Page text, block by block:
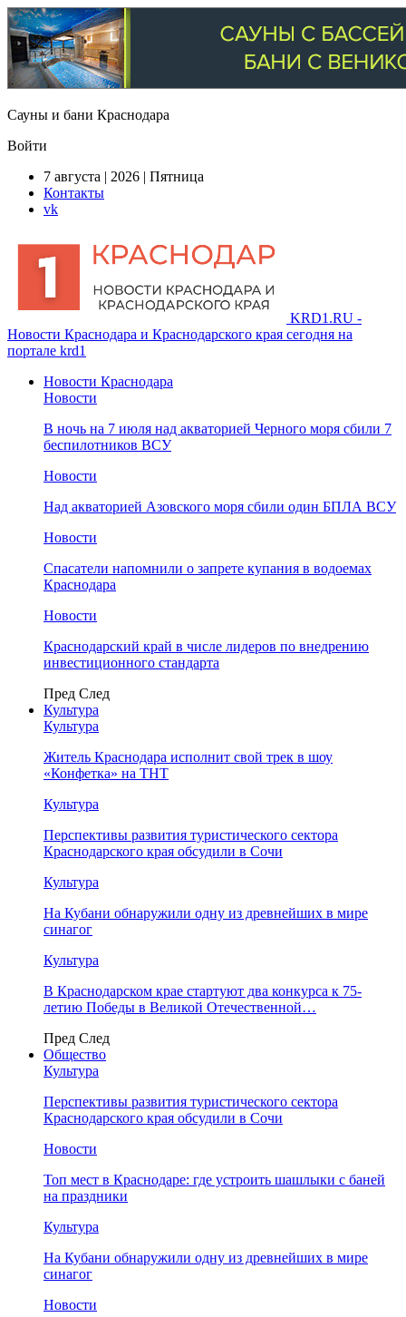
Сауны и бани Краснодара
Войти
7 августа | 2026 | Пятница
Контакты
vk
KRD1.RU -
Новости Краснодара и Краснодарского края сегодня на
портале krd1
Новости Краснодара
Новости
В ночь на 7 июля над акваторией Черного моря сбили 7
беспилотников ВСУ
Новости
Над акваторией Азовского моря сбили один БПЛА ВСУ
Новости
Спасатели напомнили о запрете купания в водоемах
Краснодара
Новости
Краснодарский край в числе лидеров по внедрению
инвестиционного стандарта
Пред След
Культура
Культура
Житель Краснодара исполнит свой трек в шоу
«Конфетка» на ТНТ
Культура
Перспективы развития туристического сектора
Краснодарского края обсудили в Сочи
Культура
На Кубани обнаружили одну из древнейших в мире
синагог
Культура
В Краснодарском крае стартуют два конкурса к 75-
летию Победы в Великой Отечественной…
Пред След
Общество
Культура
Перспективы развития туристического сектора
Краснодарского края обсудили в Сочи
Новости
Топ мест в Краснодаре: где устроить шашлыки с баней
на праздники
Культура
На Кубани обнаружили одну из древнейших в мире
синагог
Новости